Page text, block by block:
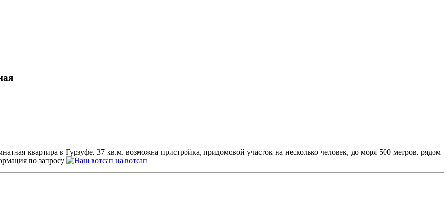
квартира в Гурзуфе, 37 кв.м. возможна пристройка, придомовой участок на несколько человек, до моря 500 метров, рядом
по запросу
на вотсап